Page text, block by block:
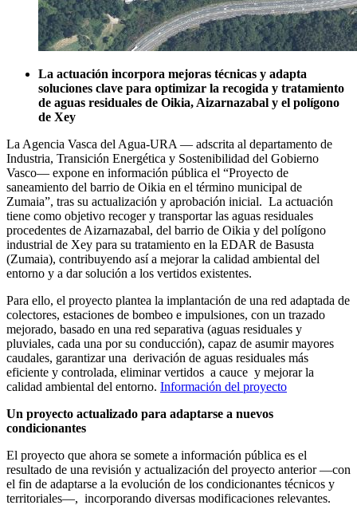
La actuación incorpora mejoras técnicas y adapta
soluciones clave para optimizar la recogida y tratamiento
de aguas residuales de Oikia, Aizarnazabal y el polígono
de Xey
La Agencia Vasca del Agua-URA — adscrita al departamento de
Industria, Transición Energética y Sostenibilidad del Gobierno
Vasco— expone en información pública el “Proyecto de
saneamiento del barrio de Oikia en el término municipal de
Zumaia”, tras su actualización y aprobación inicial. La actuación
tiene como objetivo recoger y transportar las aguas residuales
procedentes de Aizarnazabal, del barrio de Oikia y del polígono
industrial de Xey para su tratamiento en la EDAR de Basusta
(Zumaia), contribuyendo así a mejorar la calidad ambiental del
entorno y a dar solución a los vertidos existentes.
Para ello, el proyecto plantea la implantación de una red adaptada de
colectores, estaciones de bombeo e impulsiones, con un trazado
mejorado, basado en una red separativa (aguas residuales y
pluviales, cada una por su conducción), capaz de asumir mayores
caudales, garantizar una derivación de aguas residuales más
eficiente y controlada, eliminar vertidos a cauce y mejorar la
calidad ambiental del entorno. Información del proyecto
Un proyecto actualizado para adaptarse a nuevos
condicionantes
El proyecto que ahora se somete a información pública es el
resultado de una revisión y actualización del proyecto anterior —con
el fin de adaptarse a la evolución de los condicionantes técnicos y
territoriales—, incorporando diversas modificaciones relevantes.